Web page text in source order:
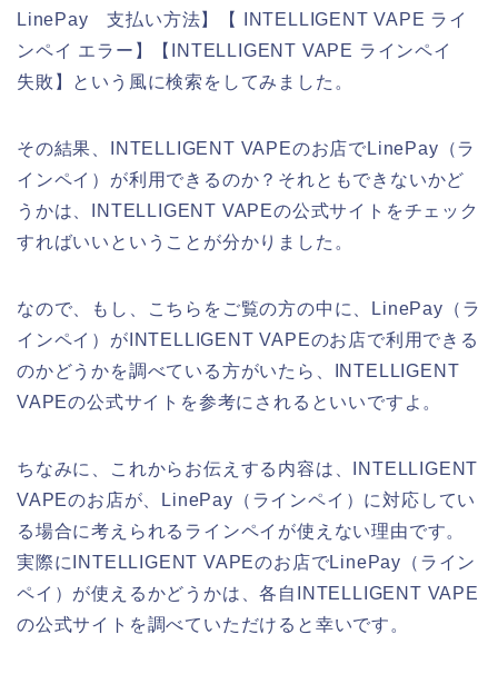
LinePay 支払い方法】【 INTELLIGENT VAPE ライ
ンペイ エラー】【INTELLIGENT VAPE ラインペイ
失敗】という風に検索をしてみました。
その結果、INTELLIGENT VAPEのお店でLinePay（ラ
インペイ）が利用できるのか？それともできないかど
うかは、INTELLIGENT VAPEの公式サイトをチェック
すればいいということが分かりました。
なので、もし、こちらをご覧の方の中に、LinePay（ラ
インペイ）がINTELLIGENT VAPEのお店で利用できる
のかどうかを調べている方がいたら、INTELLIGENT
VAPEの公式サイトを参考にされるといいですよ。
ちなみに、これからお伝えする内容は、INTELLIGENT
VAPEのお店が、LinePay（ラインペイ）に対応してい
る場合に考えられるラインペイが使えない理由です。
実際にINTELLIGENT VAPEのお店でLinePay（ライン
ペイ）が使えるかどうかは、各自INTELLIGENT VAPE
の公式サイトを調べていただけると幸いです。